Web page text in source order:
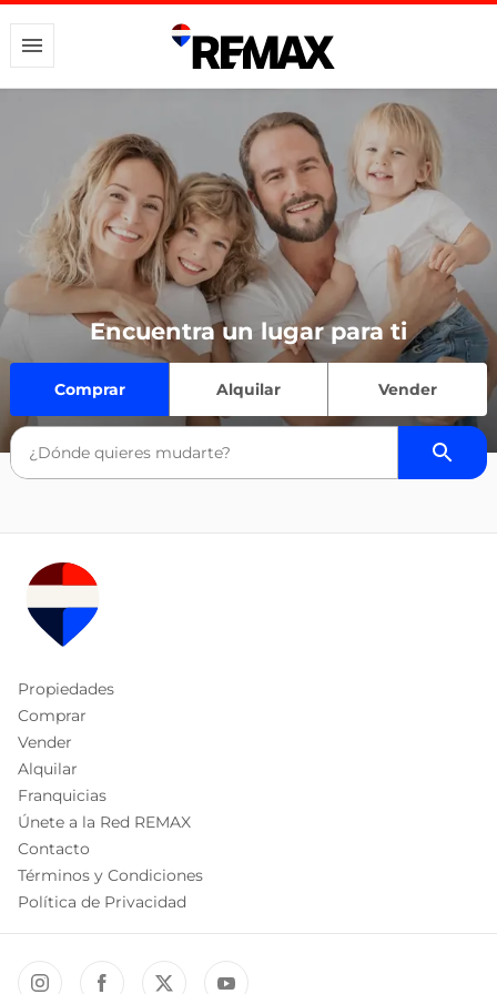
Encuentra un lugar para ti
Comprar Alquilar Vender
Propiedades
Comprar
Vender
Alquilar
Franquicias
Únete a la Red REMAX
Contacto
Términos y Condiciones
Política de Privacidad